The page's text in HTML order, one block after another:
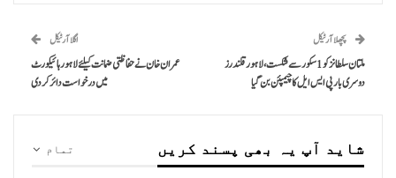
پچھلا آرٹیکل
ملتان سلطانز کو 1 سکور سے شکست، لاہور قلندرز
دوسری بار پی ایس ایل کا چیمپئن بن گیا
اگلا آرٹیکل
عمران خان نے حفاظتی ضمانت کیلئے لاہور ہائیکورٹ
میں درخواست دائر کردی
تمام شاید آپ یہ بھی پسند کریں